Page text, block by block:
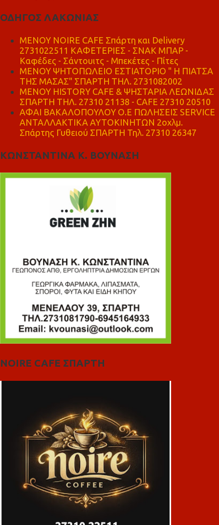
ΟΔΗΓΟΣ ΛΑΚΩΝΙΑΣ
MENOY NOIRE CAFE Σπάρτη και Delivery
2731022511 ΚΑΦΕΤΕΡΙΕΣ - ΣΝΑΚ ΜΠΑΡ -
Καφέδες - Σάντουιτς - Μπεκέτες - Πίτες
ΜΕΝΟΥ ΨΗΤΟΠΩΛΕΙΟ ΕΣΤΙΑΤΟΡΙΟ " Η ΠΙΑΤΣΑ
ΤΗΣ ΜΑΣΑΣ" ΣΠΑΡΤΗ ΤΗΛ. 2731082002
ΜΕΝΟΥ HISTORY CAFE & ΨΗΣΤΑΡΙΑ ΛΕΩΝΙΔΑΣ
ΣΠΑΡΤΗ ΤΗΛ. 27310 21138 - CAFE 27310 20510
ΑΦΑΙ ΒΑΚΑΛΟΠΟΥΛΟΥ Ο.Ε ΠΩΛΗΣΕΙΣ SERVICE
ΑΝΤΑΛΛΑΚΤΙΚΑ ΑΥΤΟΚΙΝΗΤΩΝ 2οχλμ.
Σπάρτης Γυθειού ΣΠΑΡΤΗ Τηλ. 27310 26347
ΚΩΝΣΤΑΝΤΙΝΑ Κ. ΒΟΥΝΑΣΗ
NOIRE CAFE ΣΠΑΡΤΗ